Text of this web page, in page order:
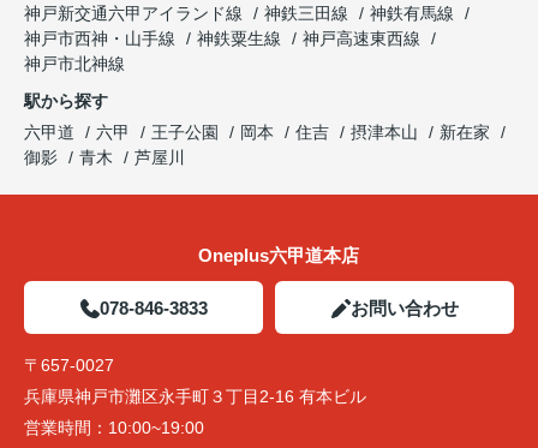
神戸新交通六甲アイランド線
神鉄三田線
神鉄有馬線
神戸市西神・山手線
神鉄粟生線
神戸高速東西線
神戸市北神線
駅から探す
六甲道
六甲 王子公園 岡本 住吉 摂津本山
新在家
御影
青木 芦屋川
Oneplus六甲道本店
078-846-3833 お問い合わせ
〒657-0027
兵庫県神戸市灘区永手町３丁目2-16 有本ビル
営業時間： 10:00~19:00